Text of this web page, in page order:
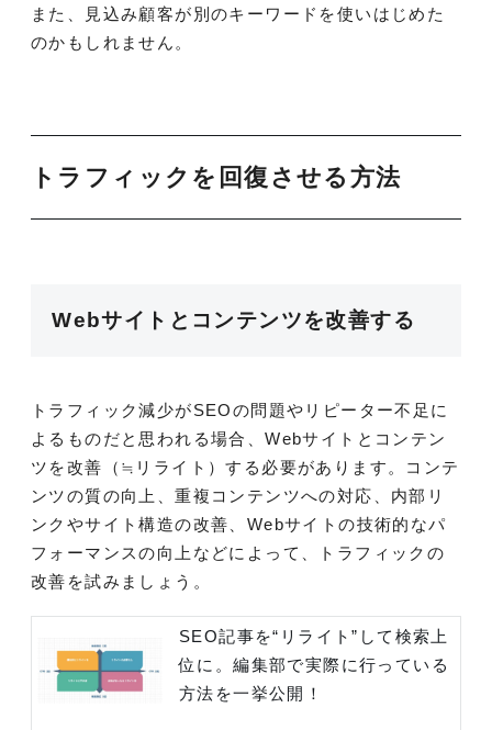
また、見込み顧客が別のキーワードを使いはじめた
のかもしれません。
トラフィックを回復させる方法
Webサイトとコンテンツを改善する
トラフィック減少がSEOの問題やリピーター不足に
よるものだと思われる場合、Webサイトとコンテン
ツを改善（≒リライト）する必要があります。コンテ
ンツの質の向上、重複コンテンツへの対応、内部リ
ンクやサイト構造の改善、Webサイトの技術的なパ
フォーマンスの向上などによって、トラフィックの
改善を試みましょう。
SEO記事を“リライト”して検索上
位に。編集部で実際に行っている
方法を一挙公開！